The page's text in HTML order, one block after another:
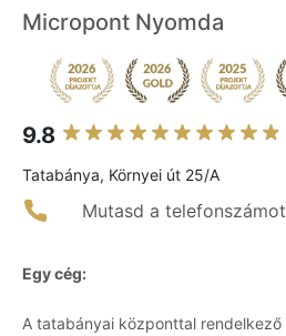
Micropont Nyomda
9.8
Tatabánya, Környei út 25/A
Mutasd a telefonszámot
Egy cég:
A tatabányai központtal rendelkező